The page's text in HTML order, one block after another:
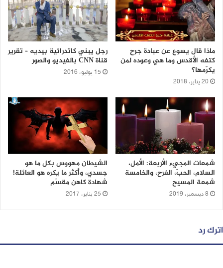
ماذا قال يسوع عن عبادة جرح
كتفه الأقدس وما هي وعوده لمن
يكرّمها؟
20 يناير، 2018
رجل يبني كاتدرائية بيديه – تقرير
قناة CNN بالفيديو والصور
15 يوليو، 2016
شمعات المجيء الأربعة: الأمل،
السلام، الحبّ، الفرح، والخامسة
شمعة المسيح
8 ديسمبر، 2019
الشيطان مهووس بكل ما هو
جسدي، وأكثر ما يكره هو العائلة!
شهادة كاهن مقسّم
25 يناير، 2017
اترك رد